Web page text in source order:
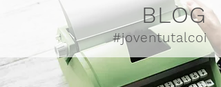
BLOG
#joventutalcoi